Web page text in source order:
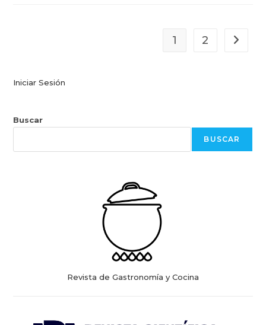
1 2 Ir a la
Iniciar Sesión
Buscar
BUSCAR
Revista de Gastronomía y Cocina